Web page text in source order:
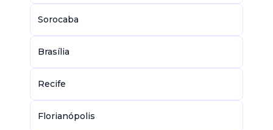
Sorocaba
Brasília
Recife
Florianópolis